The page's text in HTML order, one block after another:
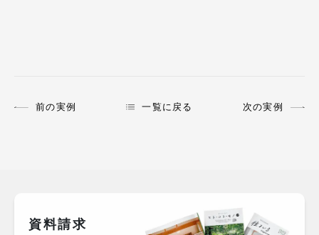
前の実例 一覧に戻る 次の実例
資料請求